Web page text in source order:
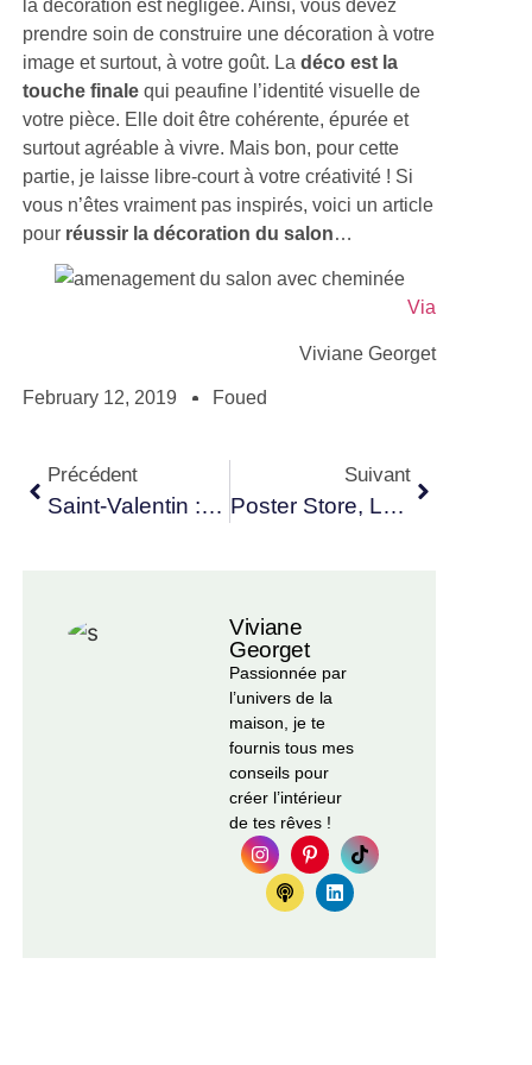
la décoration est négligée. Ainsi, vous devez
prendre soin de construire une décoration à votre
image et surtout, à votre goût. Ladéco est la
touche finale qui peaufine l’identité visuelle de
votre pièce. Elle doit être cohérente, épurée et
surtout agréable à vivre. Mais bon, pour cette
partie, je laisse libre-court à votre créativité ! Si
vous n’êtes vraiment pas inspirés, voici un article
pour réussir la décoration du salon…
Via
Viviane Georget
February 12, 2019 Foued
Précédent
Saint-Valentin : 10 Idées De Cadeaux Déco
Suivant
Poster Store, La Marque De Poster D’inspiration Scandinave
Viviane
Georget
Passionnée par
l’univers de la
maison, je te
fournis tous mes
conseils pour
créer l’intérieur
de tes rêves !